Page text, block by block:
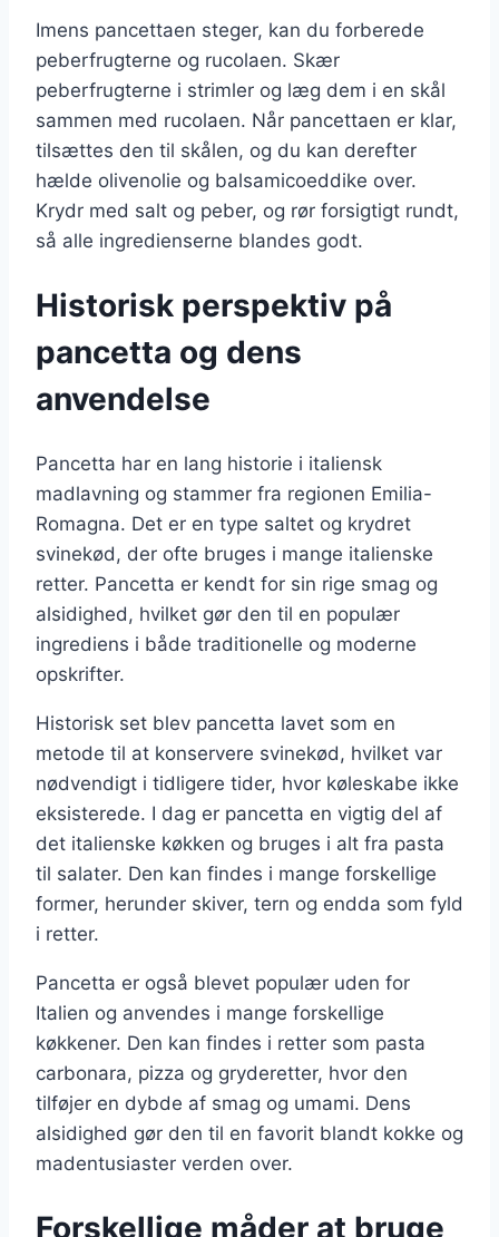
Imens pancettaen steger, kan du forberede
peberfrugterne og rucolaen. Skær
peberfrugterne i strimler og læg dem i en skål
sammen med rucolaen. Når pancettaen er klar,
tilsættes den til skålen, og du kan derefter
hælde olivenolie og balsamicoeddike over.
Krydr med salt og peber, og rør forsigtigt rundt,
så alle ingredienserne blandes godt.
Historisk perspektiv på
pancetta og dens
anvendelse
Pancetta har en lang historie i italiensk
madlavning og stammer fra regionen Emilia-
Romagna. Det er en type saltet og krydret
svinekød, der ofte bruges i mange italienske
retter. Pancetta er kendt for sin rige smag og
alsidighed, hvilket gør den til en populær
ingrediens i både traditionelle og moderne
opskrifter.
Historisk set blev pancetta lavet som en
metode til at konservere svinekød, hvilket var
nødvendigt i tidligere tider, hvor køleskabe ikke
eksisterede. I dag er pancetta en vigtig del af
det italienske køkken og bruges i alt fra pasta
til salater. Den kan findes i mange forskellige
former, herunder skiver, tern og endda som fyld
i retter.
Pancetta er også blevet populær uden for
Italien og anvendes i mange forskellige
køkkener. Den kan findes i retter som pasta
carbonara, pizza og gryderetter, hvor den
tilføjer en dybde af smag og umami. Dens
alsidighed gør den til en favorit blandt kokke og
madentusiaster verden over.
Forskellige måder at bruge